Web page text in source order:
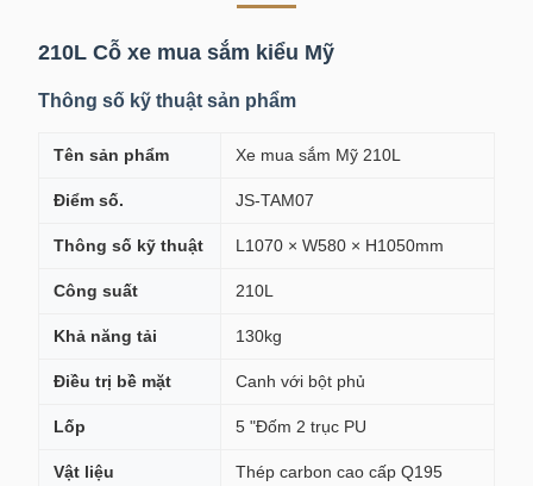
210L Cỗ xe mua sắm kiểu Mỹ
Thông số kỹ thuật sản phẩm
Tên sản phẩm Xe mua sắm Mỹ 210L
Điểm số. JS-TAM07
Thông số kỹ thuật L1070 × W580 × H1050mm
Công suất 210L
Khả năng tải 130kg
Điều trị bề mặt Canh với bột phủ
Lốp 5 "Đốm 2 trục PU
Vật liệu Thép carbon cao cấp Q195